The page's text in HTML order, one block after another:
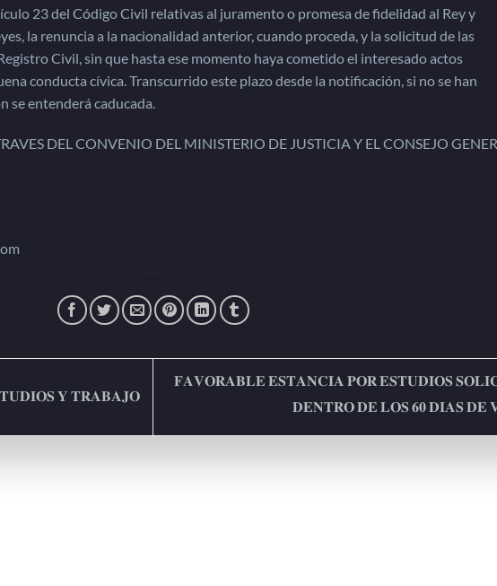
23 del Código Civil relativas al juramento o promesa de fidelidad al Rey y
la renuncia a la nacionalidad anterior, cuando proceda, y la solicitud de las
Civil, sin que hasta ese momento haya cometido el interesado actos
conducta cívica. Transcurrido este plazo desde la notificación, si no se han
se entenderá caducada.
DEL CONVENIO DEL MINISTERIO DE JUSTICIA Y EL CONSEJO
𝐘 𝐓𝐑𝐀𝐁𝐀𝐉𝐎
𝐅𝐀𝐕𝐎𝐑𝐀𝐁𝐋𝐄 𝐄𝐒𝐓𝐀𝐍𝐂𝐈𝐀 𝐏𝐎𝐑 𝐄𝐒𝐓𝐔𝐃𝐈𝐎𝐒
𝐃𝐄𝐍𝐓𝐑𝐎 𝐃𝐄 𝐋𝐎𝐒 𝟔𝟎 𝐃𝐈𝐀𝐒 𝐃𝐄